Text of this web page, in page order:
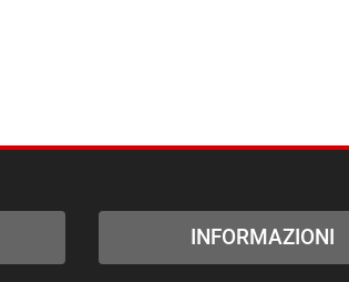
INFORMAZIONI